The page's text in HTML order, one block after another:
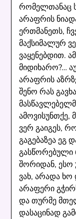
რომელთანაც
არაფრის
ერთმანეთს,
მაქსიმალურ
ვაყენებდით.
მიდიხარო?…
არაფრის
შენო რას
ამოვისუნთქე,
ვერ გაიგეს,
გაგებაზეა ეგ
გასწორებული
შორიდან, ესო
ვახ, არადა ხო
არაფერი
და თურმე
დასაცინად